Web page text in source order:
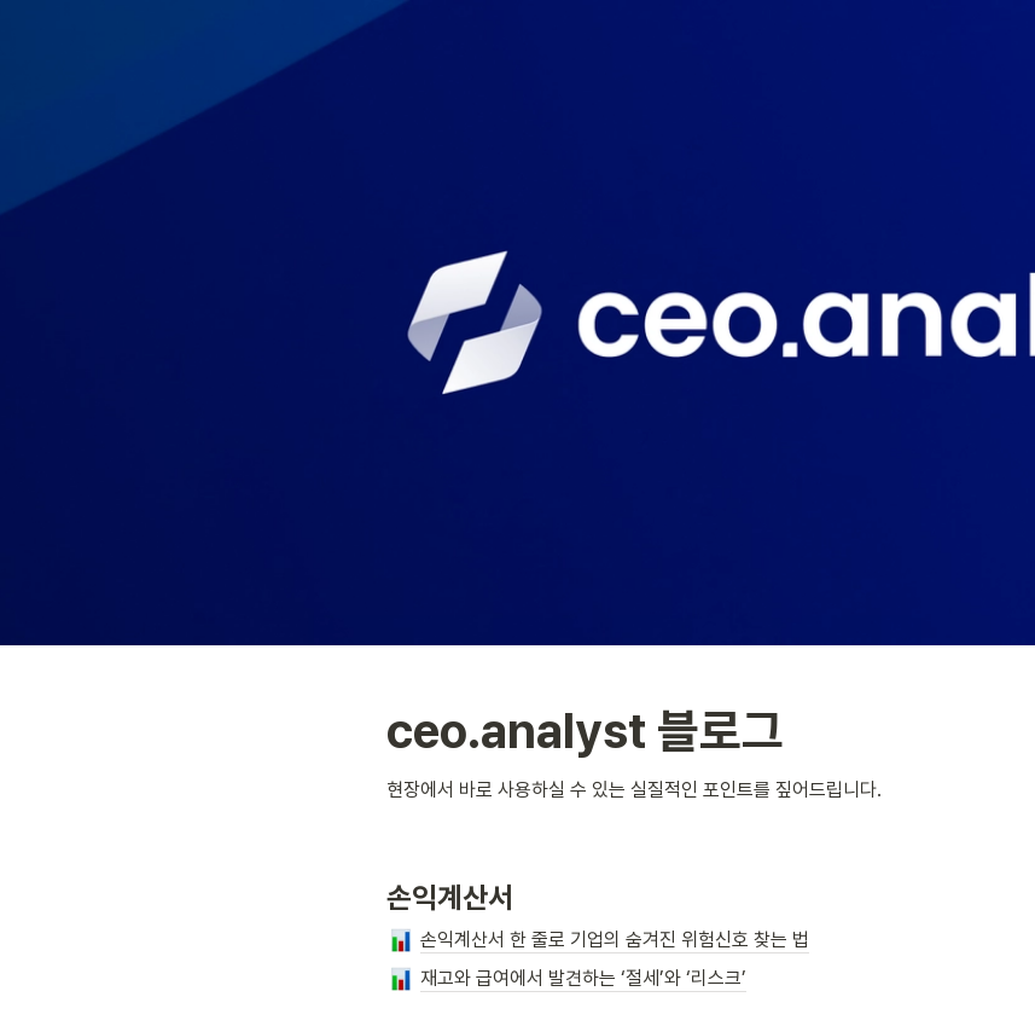
ceo.analyst 블로그
현장에서 바로 사용하실 수 있는 실질적인 포인트를 짚어드립니다.
손익계산서
손익계산서 한 줄로 기업의 숨겨진 위험신호 찾는 법
재고와 급여에서 발견하는 ‘절세’와 ‘리스크’